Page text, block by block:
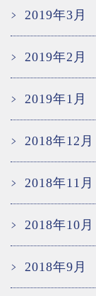
2019年3月
2019年2月
2019年1月
2018年12月
2018年11月
2018年10月
2018年9月